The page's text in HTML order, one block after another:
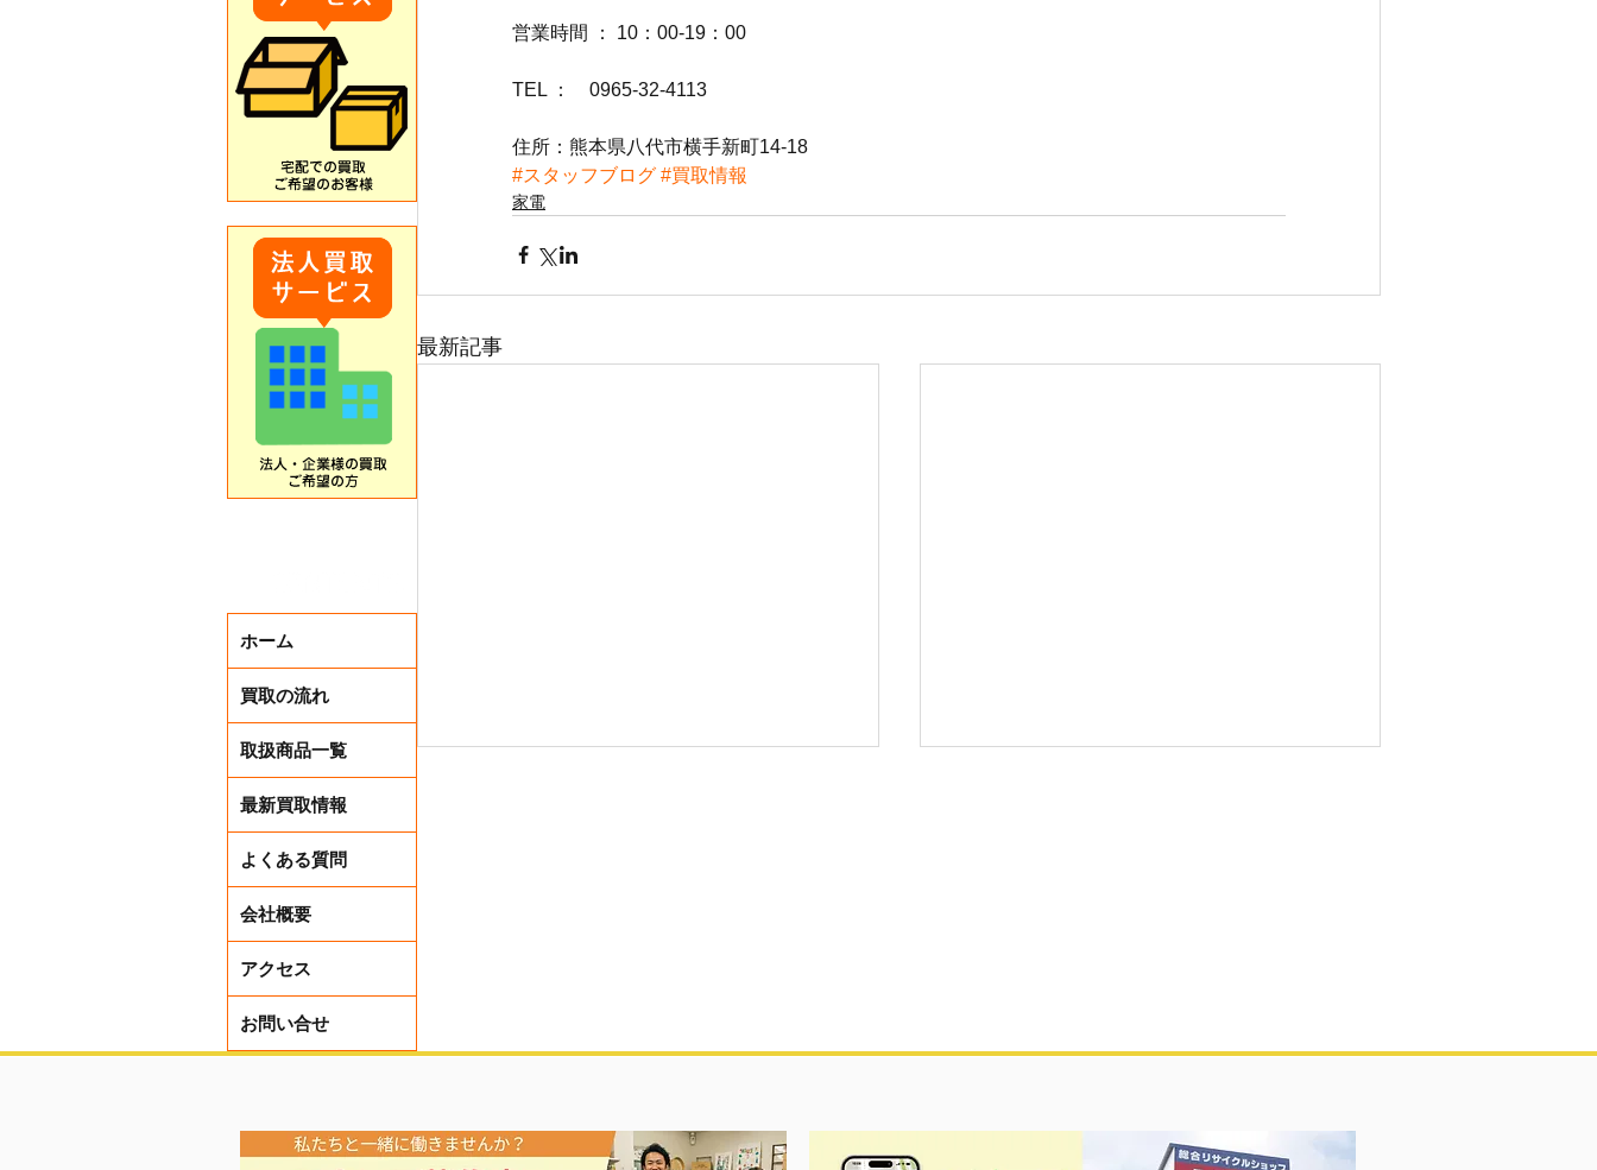
営業時間 ： 10：00-19：00
TEL ：　0965-32-4113
住所：熊本県八代市横手新町14-18
#スタッフブログ #買取情報
家電
最新記事
ホーム
買取の流れ
取扱商品一覧
最新買取情報
よくある質問
会社概要
アクセス
お問い合せ